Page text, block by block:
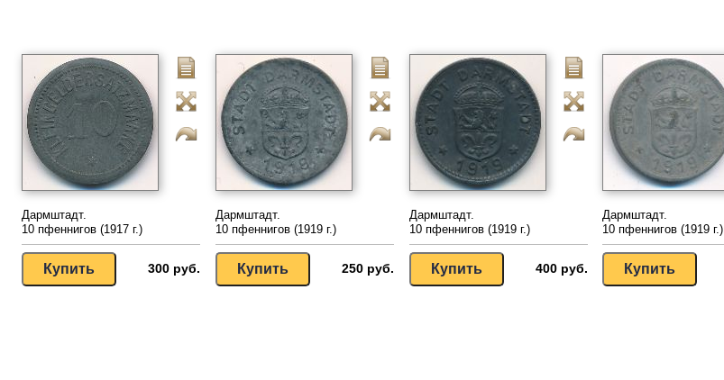
Дармштадт.
10 пфеннигов (1917 г.)
300 руб.
Дармштадт.
10 пфеннигов (1919 г.)
250 руб.
Дармштадт.
10 пфеннигов (1919 г.)
400 руб.
Дармштадт.
10 пфеннигов (1919 г.)